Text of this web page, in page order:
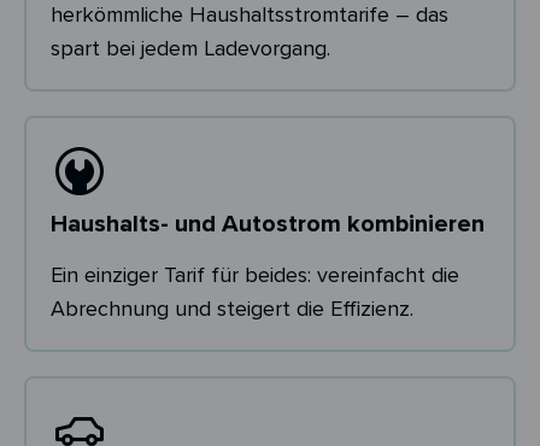
herkömmliche Haushaltsstromtarife – das
spart bei jedem Ladevorgang.
Haushalts- und Autostrom kombinieren
Ein einziger Tarif für beides: vereinfacht die
Abrechnung und steigert die Effizienz.